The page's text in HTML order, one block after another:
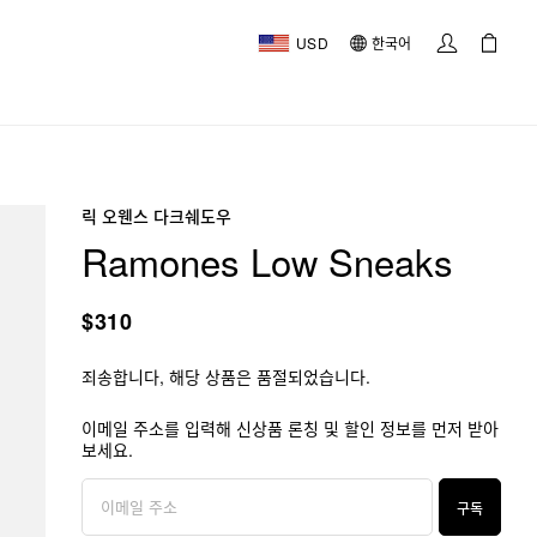
USD 한국어
릭 오웬스 다크쉐도우
Ramones Low Sneaks
$310
죄송합니다, 해당 상품은 품절되었습니다.
이메일 주소를 입력해 신상품 론칭 및 할인 정보를 먼저 받아
보세요.
구독